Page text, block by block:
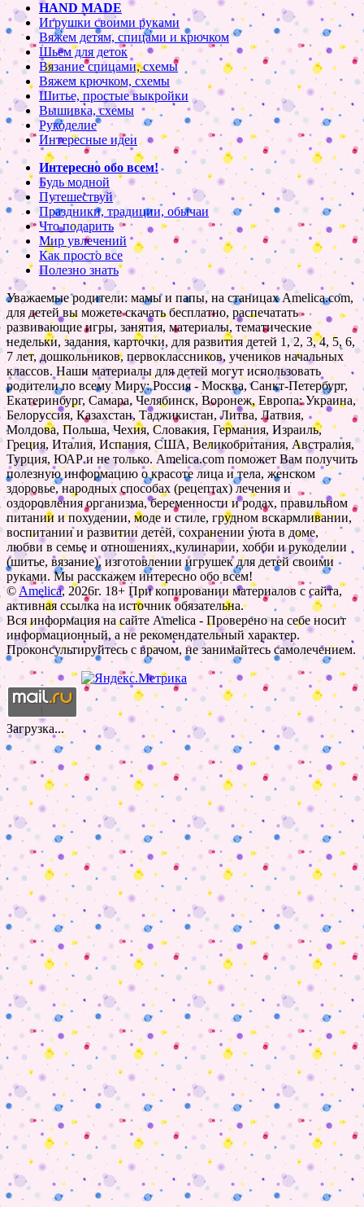
HAND MADE
Игрушки своими руками
Вяжем детям, спицами и крючком
Шьем для деток
Вязание спицами, схемы
Вяжем крючком, схемы
Шитье, простые выкройки
Вышивка, схемы
Рукоделие
Интересные идеи
Интересно обо всем!
Будь модной
Путешествуй
Праздники, традиции, обычаи
Что подарить
Мир увлечений
Как просто все
Полезно знать
Уважаемые родители: мамы и папы, на станицах Amelica.com,
для детей вы можете скачать бесплатно, распечатать
развивающие игры, занятия, материалы, тематические
недельки, задания, карточки, для развития детей 1, 2, 3, 4, 5, 6,
7 лет, дошкольников, первоклассников, учеников начальных
классов. Наши материалы для детей могут использовать
родители по всему Миру: Россия - Москва, Санкт-Петербург,
Екатеринбург, Самара, Челябинск, Воронеж, Европа: Украина,
Белоруссия, Казахстан, Таджикистан, Литва, Латвия,
Молдова, Польша, Чехия, Словакия, Германия, Израиль,
Греция, Италия, Испания, США, Великобритания, Австралия,
Турция, ЮАР и не только. Amelica.com поможет Вам получить
полезную информацию о красоте лица и тела, женском
здоровье, народных способах (рецептах) лечения и
оздоровления организма, беременности и родах, правильном
питании и похудении, моде и стиле, грудном вскармливании,
воспитании и развитии детей, сохранении уюта в доме,
любви в семье и отношениях, кулинарии, хобби и рукоделии
(шитье, вязание), изготовлении игрушек для детей своими
руками. Мы расскажем интересно обо всем!
© Amelica, 2026г. 18+ При копировании материалов с сайта,
активная ссылка на источник обязательна.
Вся информация на сайте Amelica - Проверено на себе носит
информационный, а не рекомендательный характер.
Проконсультируйтесь с врачом, не занимайтесь самолечением.
Загрузка...